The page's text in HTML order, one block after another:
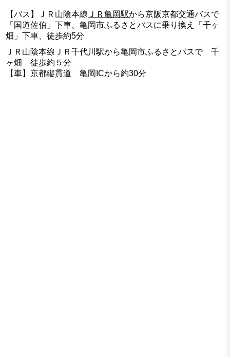
【バス】ＪＲ山陰本線 ＪＲ亀岡駅から京阪京都交通バスで
「国道佐伯」下車、亀岡市ふるさとバスに乗り換え「千ヶ
畑」下車、徒歩約5分
ＪＲ山陰本線ＪＲ千代川駅から亀岡市ふるさとバスで 千
ヶ畑 徒歩約５分
【車】京都縦貫道 亀岡ICから約30分